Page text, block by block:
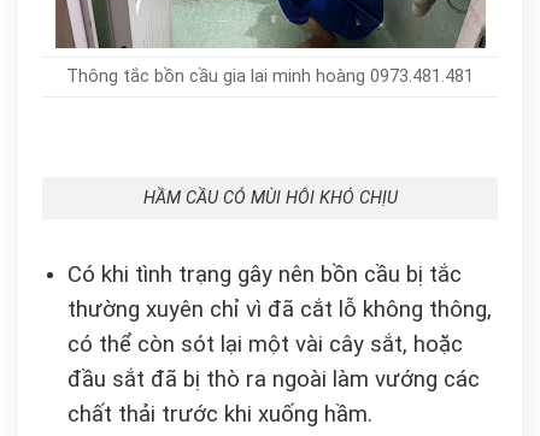
Thông tắc bồn cầu gia lai minh hoàng 0973.481.481
HẦM CẦU CÓ MÙI HÔI KHÓ CHỊU
Có khi tình trạng gây nên bồn cầu bị tắc
thường xuyên chỉ vì đã cắt lỗ không thông,
có thể còn sót lại một vài cây sắt, hoặc
đầu sắt đã bị thò ra ngoài làm vướng các
chất thải trước khi xuống hầm.